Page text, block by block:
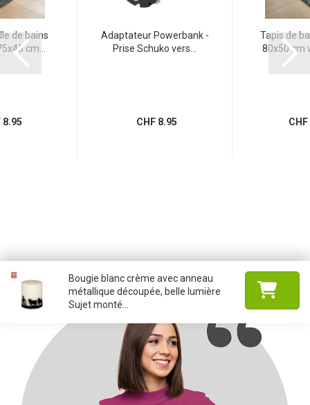
de bains
cm...
Adaptateur Powerbank -
Prise Schuko vers...
CHF 8.95
Tapis de
80x50 cm
Bougie blanc crème avec anneau
métallique découpée, belle lumière
Sujet monté...